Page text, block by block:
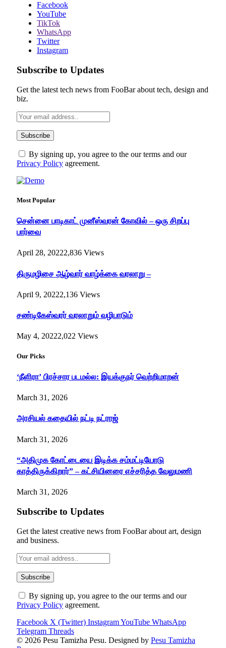
Facebook
YouTube
TikTok
WhatsApp
Twitter
Instagram
Subscribe to Updates
Get the latest tech news from FooBar about tech, design and
biz.
By signing up, you agree to the our terms and our
Privacy Policy agreement.
Most Popular
சென்னை பாடிகாட் முனீஸ்வரன் கோவில் – ஒரு சிறப்பு
பார்வை
April 28, 20222,836 Views
திருமழிசை ஆழ்வார் வாழ்க்கை வரலாறு –
April 9, 20222,136 Views
சண்டிகேஸ்வரர் வரலாறும் வழிபாடும்
May 4, 20222,022 Views
Our Picks
‘நீளிரா’ பிரச்சார படமல்ல: இயக்குநர் வெற்றிமாறன்
March 31, 2026
அரசியல் கதையில் நட்டி நட்ராஜ்
March 31, 2026
“அதிமுக கோட்டையை இடிக்க சம்மட்டியோடு
காத்திருக்கிறார்” – கட்சியினரை எச்சரித்த வேலுமணி
March 31, 2026
Subscribe to Updates
Get the latest creative news from FooBar about art, design
and business.
By signing up, you agree to the our terms and our
Privacy Policy agreement.
Facebook X (Twitter) InstagramYouTube WhatsApp
Telegram Threads
© 2026 Pesu Tamizha Pesu. Designed by Pesu Tamizha